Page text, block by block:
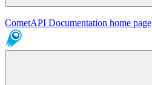
CometAPI Documentation home page